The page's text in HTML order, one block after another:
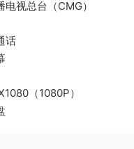
视总台（CMG）
话
（1080P）